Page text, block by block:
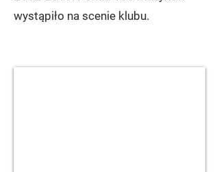
wystąpiło na scenie klubu.